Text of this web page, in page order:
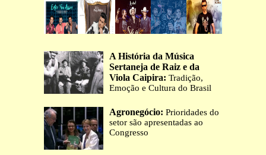
A História da Música
Sertaneja de Raiz e da
Viola Caipira: Tradição,
Emoção e Cultura do Brasil
Agronegócio: Prioridades do
setor são apresentadas ao
Congresso